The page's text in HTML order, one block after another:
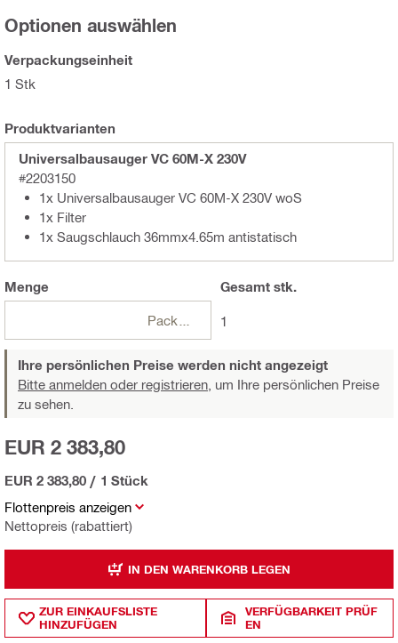
Optionen auswählen
Verpackungseinheit
1 Stk
Produktvarianten
Universalbausauger VC 60M-X 230V
#2203150
1x Universalbausauger VC 60M-X 230V woS
1x Filter
1x Saugschlauch 36mmx4.65m antistatisch
Menge
Packungen
Gesamtstk.
1
Ihre persönlichen Preise werden nicht angezeigt
Bitte anmelden oder registrieren, um Ihre persönlichen Preise
zu sehen.
Flottenpreis anzeigen
Nettopreis (rabattiert)
EUR 2 383,80
EUR 2 383,80 / 1 Stück
IN DEN WARENKORB LEGEN
ZUR EINKAUFSLISTE
HINZUFÜGEN
VERFÜGBARKEIT PRÜF
EN